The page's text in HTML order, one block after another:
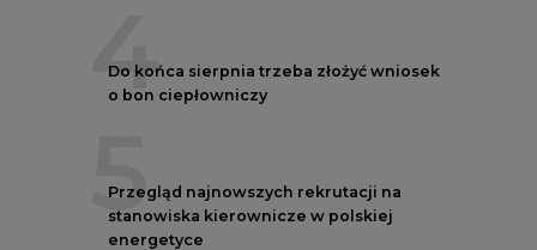
4
Do końca sierpnia trzeba złożyć wniosek
o bon ciepłowniczy
5
Przegląd najnowszych rekrutacji na
stanowiska kierownicze w polskiej
energetyce